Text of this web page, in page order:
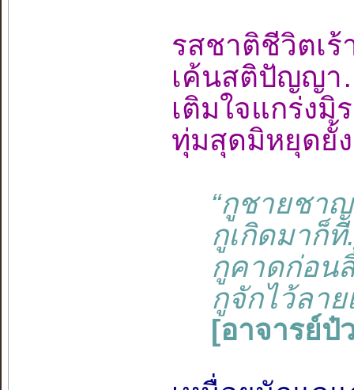
รสชาติชีวิต
เค้นสติปัญญ
เติมใจแกร่ง
ทุ่มสุดมิหยุด
“กูชายชาญ
กูเกิดมาก็ที
กูคาดก่อนสิ้
กูจักไว้ลาย
[อาจารย์ป๋